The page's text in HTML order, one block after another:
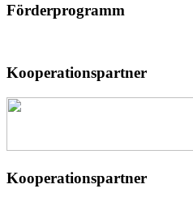
Förderprogramm
Kooperationspartner
Kooperationspartner